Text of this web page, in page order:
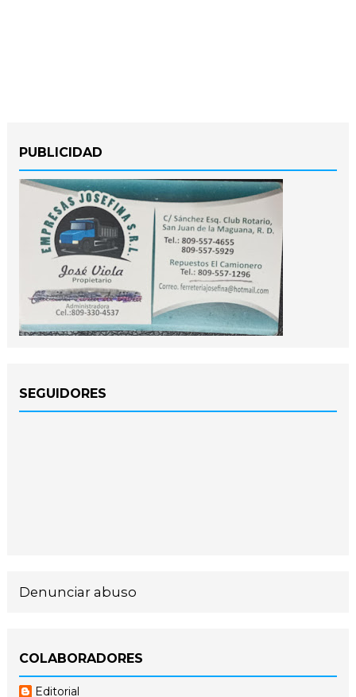
PUBLICIDAD
SEGUIDORES
Denunciar abuso
COLABORADORES
Editorial